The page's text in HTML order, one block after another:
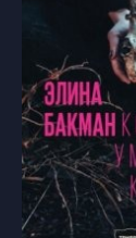
02_02_03
59 02_02_04
60 02_02_05
61 02_02_06